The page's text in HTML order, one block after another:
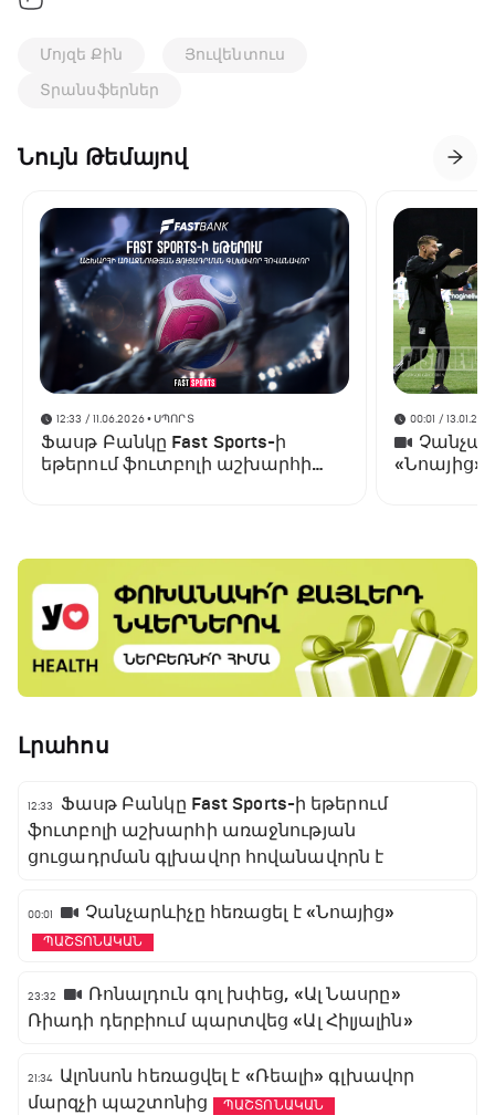
Մոյզե Քին
Յուվենտուս
Տրանսֆերներ
Նույն Թեմայով
12:33 / 11.06.2026• ՍՊՈՐՏ
Ֆասթ Բանկը Fast Sports-ի
եթերում ֆուտբոլի աշխարհի
00:01 /
«Նոայից»
Լրահոս
12:33
Ֆասթ Բանկը Fast Sports-ի եթերում
ֆուտբոլի աշխարհի առաջնության
ցուցադրման գլխավոր հովանավորն է
00:01 Չանչարևիչը հեռացել է «Նոայից»
ՊԱՇՏՈՆԱԿԱՆ
23:32
Ռոնալդուն գոլ խփեց, «Ալ Նասրը»
Ռիադի դերբիում պարտվեց «Ալ Հիլյալին»
21:34 Ալոնսոն հեռացվել է «Ռեալի» գլխավոր
մարզչի պաշտոնից
ՊԱՇՏՈՆԱԿԱՆ